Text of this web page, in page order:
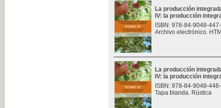
La producción
IV: la producción
ISBN: 978-84-9048-
Archivo electrónico.
La producción
IV: la producción
ISBN: 978-84-9048-
Tapa blanda. Rústica